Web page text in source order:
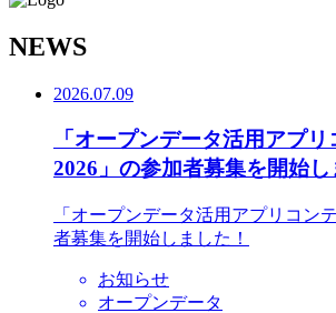
NEWS
2026.07.09
「オープンデータ活用アプリ
2026」の参加者募集を開始し
「オープンデータ活用アプリコン
者募集を開始しました！
お知らせ
オープンデータ